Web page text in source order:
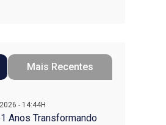
Mais Recentes
- 14:44H
Anos Transformando